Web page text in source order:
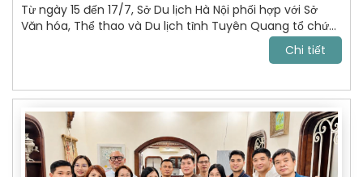
Từ ngày 15 đến 17/7, Sở Du lịch Hà Nội phối hợp với Sở
Văn hóa, Thể thao và Du lịch tỉnh Tuyên Quang tổ chức
chương trình khảo sát, xây dựng và kết nối các sản
Chi tiết